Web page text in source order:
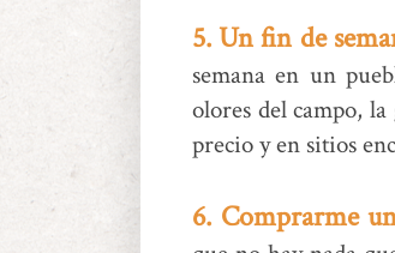
5. Un fin de
semana en un
olores del campo,
precio y en sitios
6. Comprarme